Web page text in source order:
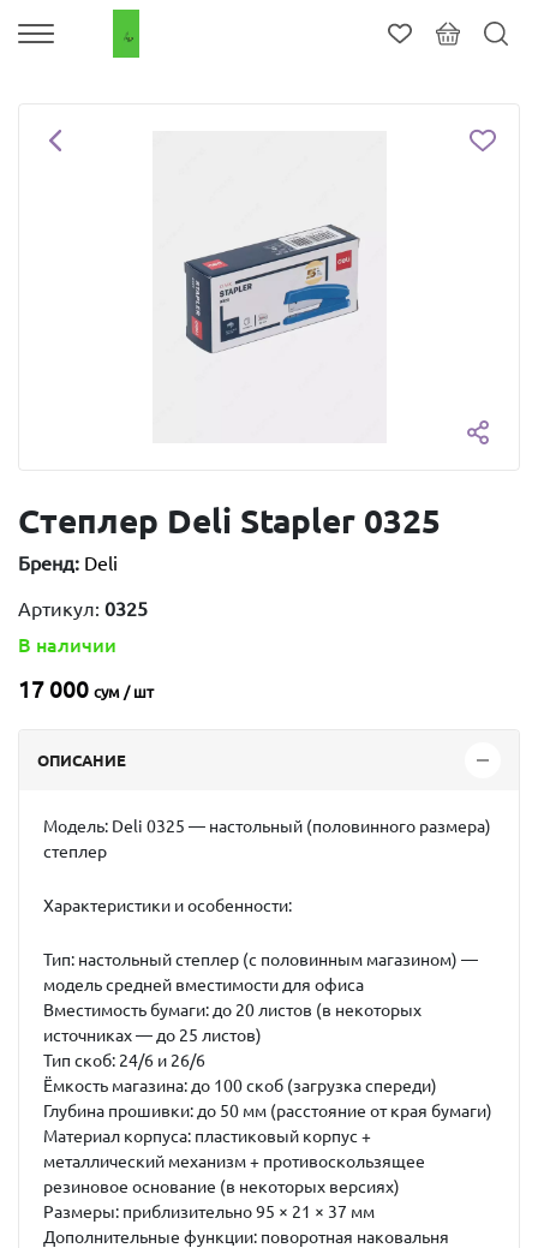
Степлер Deli Stapler 0325
Бренд: Deli
Артикул: 0325
В наличии
17 000 сум / шт
ОПИСАНИЕ
Модель: Deli 0325 — настольный (половинного размера)
степлер
Характеристики и особенности:
Тип: настольный степлер (с половинным магазином) —
модель средней вместимости для офиса
Вместимость бумаги: до 20 листов (в некоторых
источниках — до 25 листов)
Тип скоб: 24/6 и 26/6
Ёмкость магазина: до 100 скоб (загрузка спереди)
Глубина прошивки: до 50 мм (расстояние от края бумаги)
Материал корпуса: пластиковый корпус +
металлический механизм + противоскользящее
резиновое основание (в некоторых версиях)
Размеры: приблизительно 95 × 21 × 37 мм
Дополнительные функции: поворотная наковальня